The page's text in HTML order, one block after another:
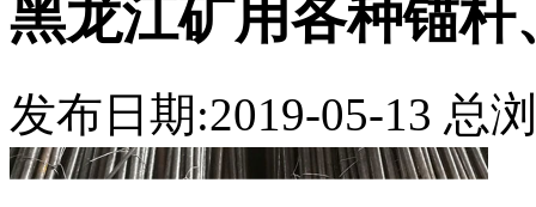
黑龙江矿用各种锚杆
发布日期:2019-05-13 总